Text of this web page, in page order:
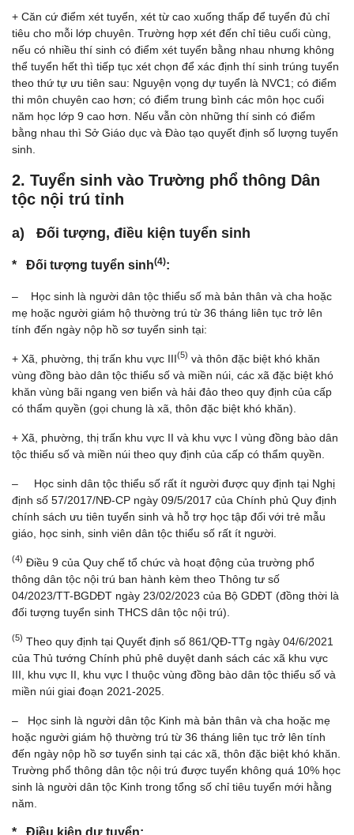
+ Căn cứ điểm xét tuyển, xét từ cao xuống thấp để tuyển đủ chỉ
tiêu cho mỗi lớp chuyên. Trường hợp xét đến chỉ tiêu cuối cùng,
nếu có nhiều thí sinh có điểm xét tuyển bằng nhau nhưng không
thể tuyển hết thì tiếp tục xét chọn để xác định thí sinh trúng tuyển
theo thứ tự ưu tiên sau: Nguyện vọng dự tuyển là NVC1; có điểm
thi môn chuyên cao hơn; có điểm trung bình các môn học cuối
năm học lớp 9 cao hơn. Nếu vẫn còn những thí sinh có điểm
bằng nhau thì Sở Giáo dục và Đào tạo quyết định số lượng tuyển
sinh.
2. Tuyển sinh vào Trường phổ thông Dân
tộc nội trú tỉnh
a) Đối tượng, điều kiện tuyển sinh
* Đối tượng tuyển sinh(4):
– Học sinh là người dân tộc thiểu số mà bản thân và cha hoặc
mẹ hoặc người giám hộ thường trú từ 36 tháng liên tục trở lên
tính đến ngày nộp hồ sơ tuyển sinh tại:
+ Xã, phường, thị trấn khu vực III(5) và thôn đặc biệt khó khăn
vùng đồng bào dân tộc thiểu số và miền núi, các xã đặc biệt khó
khăn vùng bãi ngang ven biển và hải đảo theo quy định của cấp
có thẩm quyền (gọi chung là xã, thôn đặc biệt khó khăn).
+ Xã, phường, thị trấn khu vực II và khu vực I vùng đồng bào dân
tộc thiểu số và miền núi theo quy định của cấp có thẩm quyền.
– Học sinh dân tộc thiểu số rất ít người được quy định tại Nghị
định số 57/2017/NĐ-CP ngày 09/5/2017 của Chính phủ Quy định
chính sách ưu tiên tuyển sinh và hỗ trợ học tập đối với trẻ mẫu
giáo, học sinh, sinh viên dân tộc thiểu số rất ít người.
(4) Điều 9 của Quy chế tổ chức và hoạt động của trường phổ
thông dân tộc nội trú ban hành kèm theo Thông tư số
04/2023/TT-BGDĐT ngày 23/02/2023 của Bộ GDĐT (đồng thời là
đối tượng tuyển sinh THCS dân tộc nội trú).
(5) Theo quy định tại Quyết định số 861/QĐ-TTg ngày 04/6/2021
của Thủ tướng Chính phủ phê duyệt danh sách các xã khu vực
III, khu vực II, khu vực I thuộc vùng đồng bào dân tộc thiểu số và
miền núi giai đoạn 2021-2025.
– Học sinh là người dân tộc Kinh mà bản thân và cha hoặc mẹ
hoặc người giám hộ thường trú từ 36 tháng liên tục trở lên tính
đến ngày nộp hồ sơ tuyển sinh tại các xã, thôn đặc biệt khó khăn.
Trường phổ thông dân tộc nội trú được tuyển không quá 10% học
sinh là người dân tộc Kinh trong tổng số chỉ tiêu tuyển mới hằng
năm.
* Điều kiện dự tuyển: